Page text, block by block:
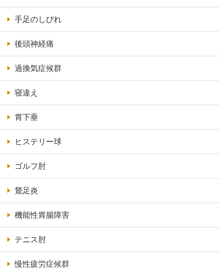
手足のしびれ
後頭神経痛
過換気症候群
寝違え
胃下垂
ヒステリー球
ゴルフ肘
鵞足炎
機能性胃腸障害
テニス肘
慢性疲労症候群